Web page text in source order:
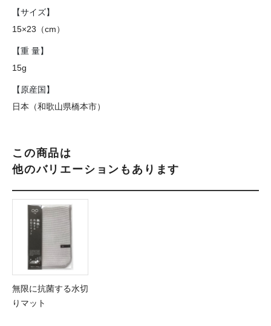
【サイズ】
15×23（cm）
【重 量】
15g
【原産国】
日本（和歌山県橋本市）
この商品は
他のバリエーションもあります
無限に抗菌する水切
りマット